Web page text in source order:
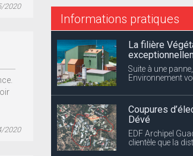
2020
2020
Informations pratiques
La filière
Suite à une
Environnement
Coupures
Dévé
EDF Archipel
clientèle que la